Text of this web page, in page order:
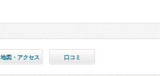
地図・アクセス 口コミ